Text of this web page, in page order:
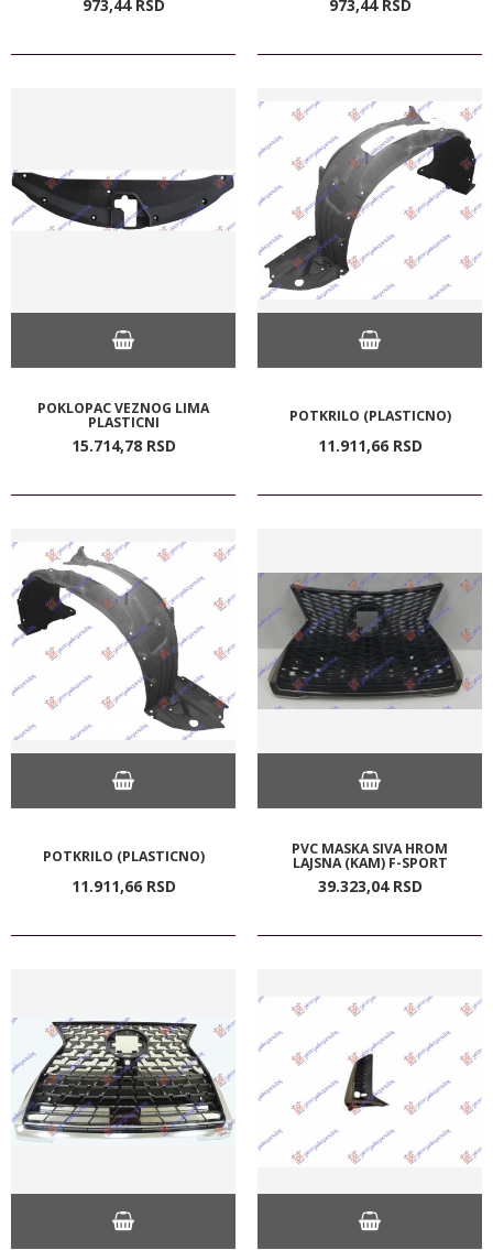
973,44 RSD 973,44 RSD
POKLOPAC VEZNOG LIMA
PLASTICNI
15.714,78 RSD
POTKRILO (PLASTICNO)
11.911,66 RSD
POTKRILO (PLASTICNO)
11.911,66 RSD
PVC MASKA SIVA HROM
LAJSNA (KAM) F-SPORT
39.323,04 RSD